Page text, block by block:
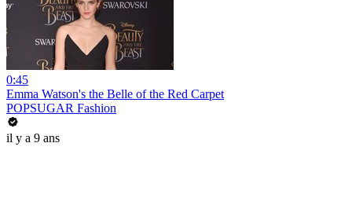
0:45
Emma Watson's the Belle of the Red Carpet
POPSUGAR Fashion
il y a 9 ans